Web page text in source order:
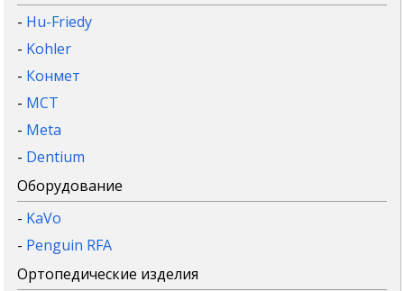
- Hu-Friedy
- Kohler
- Конмет
- MCT
- Meta
- Dentium
Оборудование
- KaVo
- Penguin RFA
Ортопедические изделия